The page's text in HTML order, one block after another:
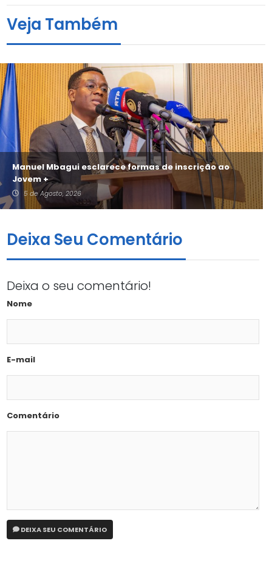
Veja Também
Manuel Mbagui esclarece formas de inscrição ao
Jovem +
5 de Agosto, 2026
Deixa Seu Comentário
Deixa o seu comentário!
Nome
E-mail
Comentário
DEIXA SEU COMENTÁRIO